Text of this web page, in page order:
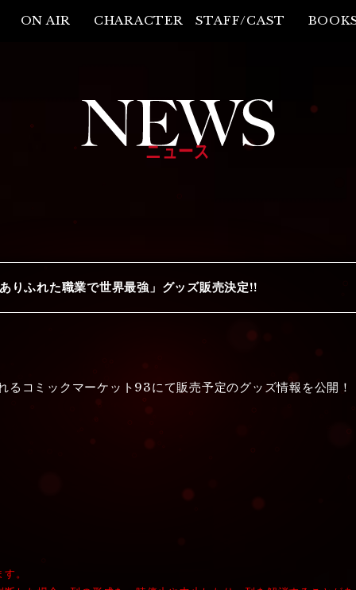
ON AIR CHARACTER STAFF/CAST
ニュース
りふれた職業で世界最強」グッズ販売決定!!
コミックマーケット93にて販売予定のグッズ情報を公開！
。